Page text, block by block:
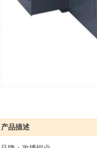
产品描述